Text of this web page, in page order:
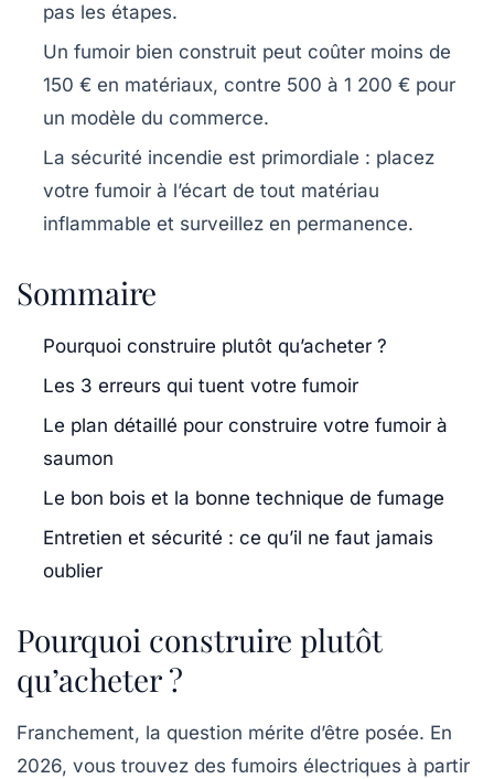
pas les étapes.
Un fumoir bien construit peut coûter moins de
150 € en matériaux, contre 500 à 1 200 € pour
un modèle du commerce.
La sécurité incendie est primordiale : placez
votre fumoir à l’écart de tout matériau
inflammable et surveillez en permanence.
Sommaire
Pourquoi construire plutôt qu’acheter ?
Les 3 erreurs qui tuent votre fumoir
Le plan détaillé pour construire votre fumoir à
saumon
Le bon bois et la bonne technique de fumage
Entretien et sécurité : ce qu’il ne faut jamais
oublier
Pourquoi construire plutôt
qu’acheter ?
Franchement, la question mérite d’être posée. En
2026, vous trouvez des fumoirs électriques à partir